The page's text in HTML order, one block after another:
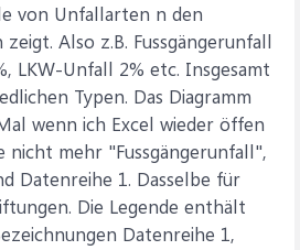
von Unfallarten n den
Also z.B. Fussgängerunfall
LKW-Unfall 2% etc. Insgesamt
Typen. Das Diagramm
wenn ich Excel wieder öffen
nicht mehr "Fussgängerunfall",
Datenreihe 1. Dasselbe für
Die Legende enthält
Datenreihe 1,